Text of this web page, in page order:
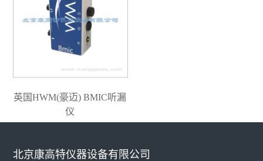
英国HWM(豪迈) BMIC听漏
仪
北京康高特仪器设备有限公司